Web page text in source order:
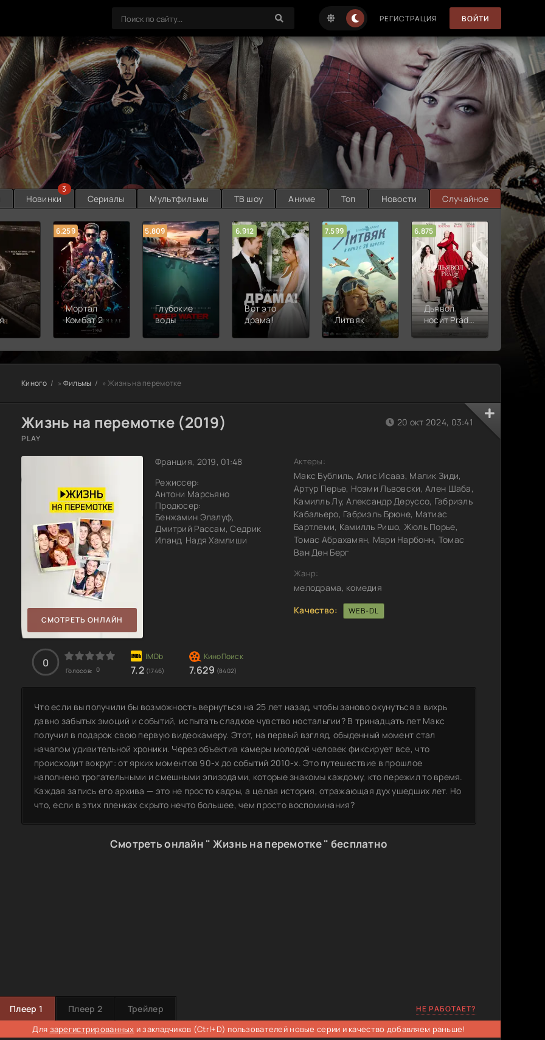
РЕГИСТРАЦИЯ ВОЙТИ
Новинки
3
Сериалы Мультфильмы ТВ шоу Аниме Топ Новости Случайное
6.259
Мортал
Комбат 2
5.809
Глубокие
воды
6.912
Вот это
драма!
7.599
Литвяк
6.875
Дьявол
носит Prada
2
6.314
Киного » Фильмы » Жизнь на перемотке
Жизнь на перемотке (2019)
PLAY
СМОТРЕТЬ ОНЛАЙН
Франция, 2019, 01:48
Режиссер:
Антони Марсьяно
Продюсер:
Бенжамин Элалуф,
Дмитрий Рассам, Седрик
Иланд, Надя Хамлиши
20 окт 2024, 03:41
Актеры:
Макс Бублиль, Алис Исааз, Малик Зиди,
Артур Перье, Ноэми Львовски, Ален Шаба,
Камилль Лу, Александр Деруссо, Габриэль
Кабальеро, Габриэль Брюне, Матиас
Бартлеми, Камилль Ришо, Жюль Порье,
Томас Абрахамян, Мари Нарбонн, Томас
Ван Ден Берг
Жанр:
мелодрама, комедия
Качество:
WEB-DL
0
Голосов: 0 7.2 (1746) 7.629 (8402)
Что если вы получили бы возможность вернуться на 25 лет назад, чтобы заново окунуться в вихрь
давно забытых эмоций и событий, испытать сладкое чувство ностальгии? В тринадцать лет Макс
получил в подарок свою первую видеокамеру. Этот, на первый взгляд, обыденный момент стал
началом удивительной хроники. Через объектив камеры молодой человек фиксирует все, что
происходит вокруг: от ярких моментов 90-х до событий 2010-х. Это путешествие в прошлое
наполнено трогательными и смешными эпизодами, которые знакомы каждому, кто пережил то время.
Каждая запись его архива — это не просто кадры, а целая история, отражающая дух ушедших лет. Но
что, если в этих пленках скрыто нечто большее, чем просто воспоминания?
Смотреть онлайн " Жизнь на перемотке " бесплатно
Плеер 1 Плеер 2 Трейлер НЕ РАБОТАЕТ?
Для зарегистрированных и закладчиков (Ctrl+D) пользователей новые серии и качество добавляем раньше!